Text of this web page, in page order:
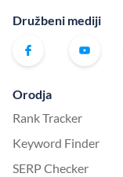
Družbeni mediji
Orodja
Rank Tracker
Keyword Finder
SERP Checker